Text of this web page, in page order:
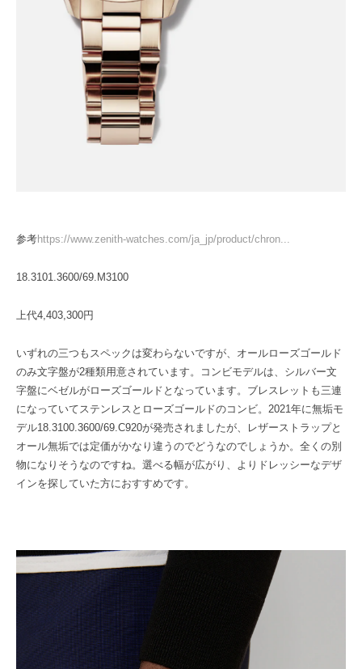
参考https://www.zenith-watches.com/ja_jp/product/chron...
18.3101.3600/69.M3100
上代4,403,300円
いずれの三つもスペックは変わらないですが、オールローズゴールド
のみ文字盤が2種類用意されています。コンビモデルは、シルバー文
字盤にベゼルがローズゴールドとなっています。ブレスレットも三連
になっていてステンレスとローズゴールドのコンビ。2021年に無垢モ
デル18.3100.3600/69.C920が発売されましたが、レザーストラップと
オール無垢では定価がかなり違うのでどうなのでしょうか。全くの別
物になりそうなのですね。選べる幅が広がり、よりドレッシーなデザ
インを探していた方におすすめです。